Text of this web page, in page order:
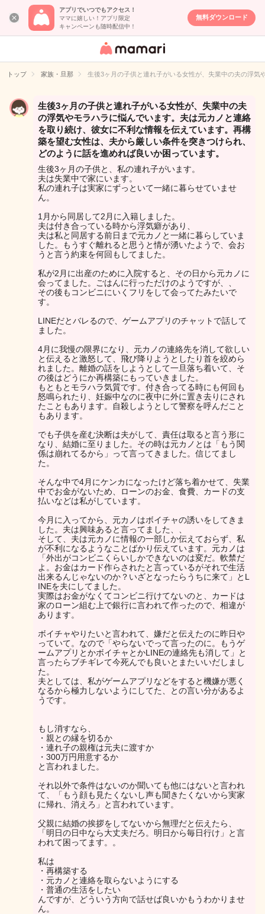
アプリでいつでもアクセス！
ママに嬉しい！アプリ限定
キャンペーンも随時配信中！
無料ダウンロード
女性専用匿名QA
イト
トップ 家族・旦那 生後3ヶ月の子供と連れ子がいる女性が、失業中の夫の浮
生後3ヶ月の子供と連れ子がいる女性が、失業中の夫
の浮気やモラハラに悩んでいます。夫は元カノと連絡
を取り続け、彼女に不利な情報を伝えています。再構
築を望む女性は、夫から厳しい条件を突きつけられ、
どのように話を進めれば良いか困っています。
生後3ヶ月の子供と、私の連れ子がいます。
夫は失業中で家にいます。
私の連れ子は実家にずっといて一緒に暮らせていませ
ん。
1月から同居して2月に入籍しました。
夫は付き合っている時から浮気癖があり、
夫は私と同居する前日まで元カノと一緒に暮らしていま
した。もうすぐ離れると思うと情が湧いたようで、会お
うと言う約束を何回もしてました。
私が2月に出産のために入院すると、その日から元カノに
会ってました。ごはんに行っただけのようですが、、
その後もコンビニにいくフリをして会ってたみたいで
す。
LINEだとバレるので、ゲームアプリのチャットで話して
ました。
4月に我慢の限界になり、元カノの連絡先を消して欲しい
と伝えると激怒して、飛び降りようとしたり首を絞めら
れました。離婚の話をしようとして一旦落ち着いて、そ
の後はどうにか再構築にもっていきました。
もともとモラハラ気質です。付き合ってる時にも何回も
怒鳴られたり、妊娠中なのに夜中に外に置き去りにされ
たこともあります。自殺しようとして警察を呼んだこと
もあります。
でも子供を産む決断は夫がして、責任は取ると言う形に
なり、結婚に至りました。その時は元カノとは「もう関
係は崩れてるから」って言ってきました。信じてまし
た。
そんな中で4月にケンカになったけど落ち着かせて、失業
中でお金がないため、ローンのお金、食費、カードの支
払いなどは私がしています。
今月に入ってから、元カノはボイチャの誘いをしてきま
した。夫は興味あると言ってました、、
そして、夫は元カノに情報の一部しか伝えておらず、私
が不利になるようなことばかり伝えています。元カノは
「外出がコンビニくらいしかできないのは変だ。軟禁だ
よ。お金はカード作らされたと言っているがそれで生活
出来るんじゃないのか？いざとなったらうちに来て」とL
INEを夫にしてました。
実際はお金がなくてコンビニ行けてないのと、カードは
家のローン組む上で銀行に言われて作ったので、相違が
あります。
ボイチャやりたいと言われて、嫌だと伝えたのに昨日や
っていて。なので「やらないでって言ったのに。もうゲ
ームアプリとかボイチャとかLINEの連絡先も消して」と
言ったらブチギレて今死んでも良いとまたいいだしまし
た。
夫としては、私がゲームアプリなどをすると機嫌が悪く
なるから極力しないようにしてた、との言い分があるよ
うです。
もし消すなら、
・親との縁を切るか
・連れ子の親権は元夫に渡すか
・300万円用意するか
と言われました。
それ以外で条件はないのか聞いても他にはないと言われ
て、「もう顔も見たくないし声も聞きたくないから実家
に帰れ、消えろ」と言われています。
父親に結婚の挨拶をしてないから無理だと伝えたら、
「明日の日中なら大丈夫だろ。明日から毎日行け」と言
われて困ってます。。
私は
・再構築する
・元カノと連絡を取らないようにする
・普通の生活をしたい
んですが、どういう方向で話せば良いかもうわかりませ
ん。